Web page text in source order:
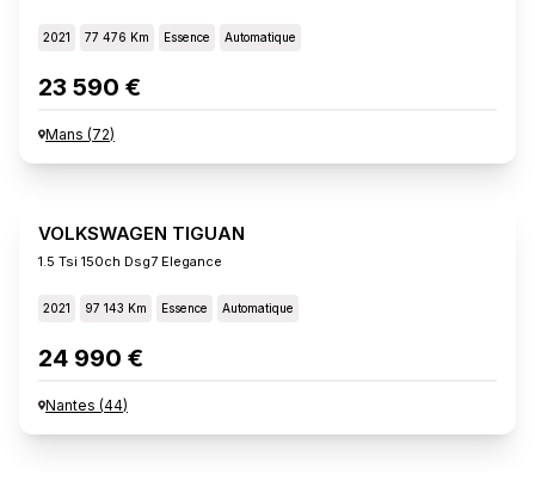
2021 77 476 Km Essence Automatique
23 590 €
Mans (72)
VOLKSWAGEN TIGUAN
1.5 Tsi 150ch Dsg7 Elegance
2021 97 143 Km Essence Automatique
24 990 €
Nantes (44)